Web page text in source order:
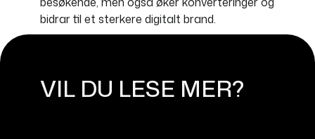
bidrar til et sterkere digitalt brand.
VIL DU LESE MER?